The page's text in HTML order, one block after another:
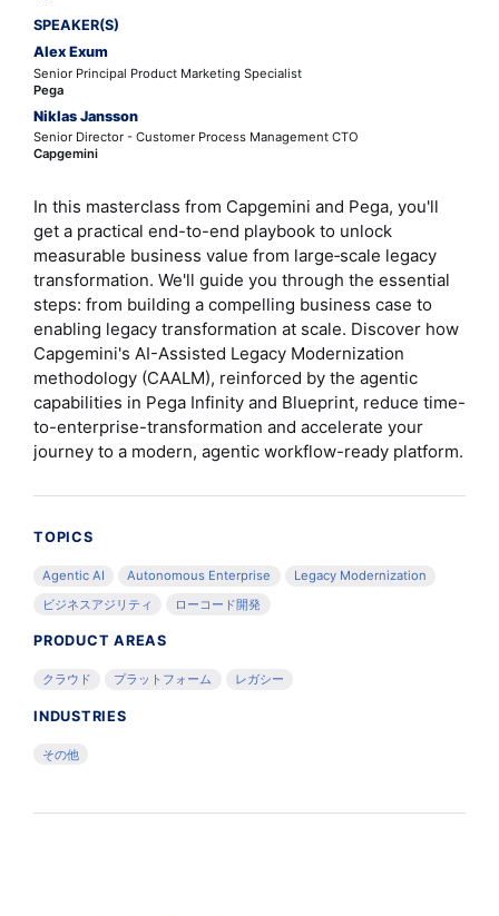
SPEAKER(S)
Alex Exum
Senior Principal Product Marketing Specialist
Pega
Niklas Jansson
Senior Director - Customer Process Management CTO
Capgemini
In this masterclass from Capgemini and Pega, you'll
get a practical end-to-end playbook to unlock
measurable business value from large‑scale legacy
transformation. We'll guide you through the essential
steps: from building a compelling business case to
enabling legacy transformation at scale. Discover how
Capgemini's AI-Assisted Legacy Modernization
methodology (CAALM), reinforced by the agentic
capabilities in Pega Infinity and Blueprint, reduce time-
to-enterprise-transformation and accelerate your
journey to a modern, agentic workflow-ready platform.
TOPICS
Agentic AI Autonomous Enterprise
Legacy Modernization
ビジネスアジリティ
ローコード開発
PRODUCT AREAS
クラウド プラットフォーム レガシー
INDUSTRIES
その他